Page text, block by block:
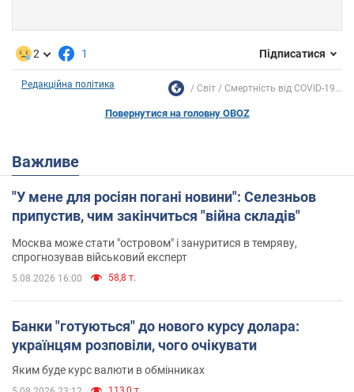
2 1 Підписатися
Редакційна політика Світ Смертність від COVID-19...
Повернутися на головну OBOZ
Важливе
"У мене для росіян погані новини": Селезньов
припустив, чим закінчиться "війна складів"
Москва може стати "островом" і зануритися в темряву,
спрогнозував військовий експерт
5.08.2026 16:00 58,8 т.
Банки "готуються" до нового курсу долара:
українцям розповіли, чого очікувати
Яким буде курс валюти в обмінниках